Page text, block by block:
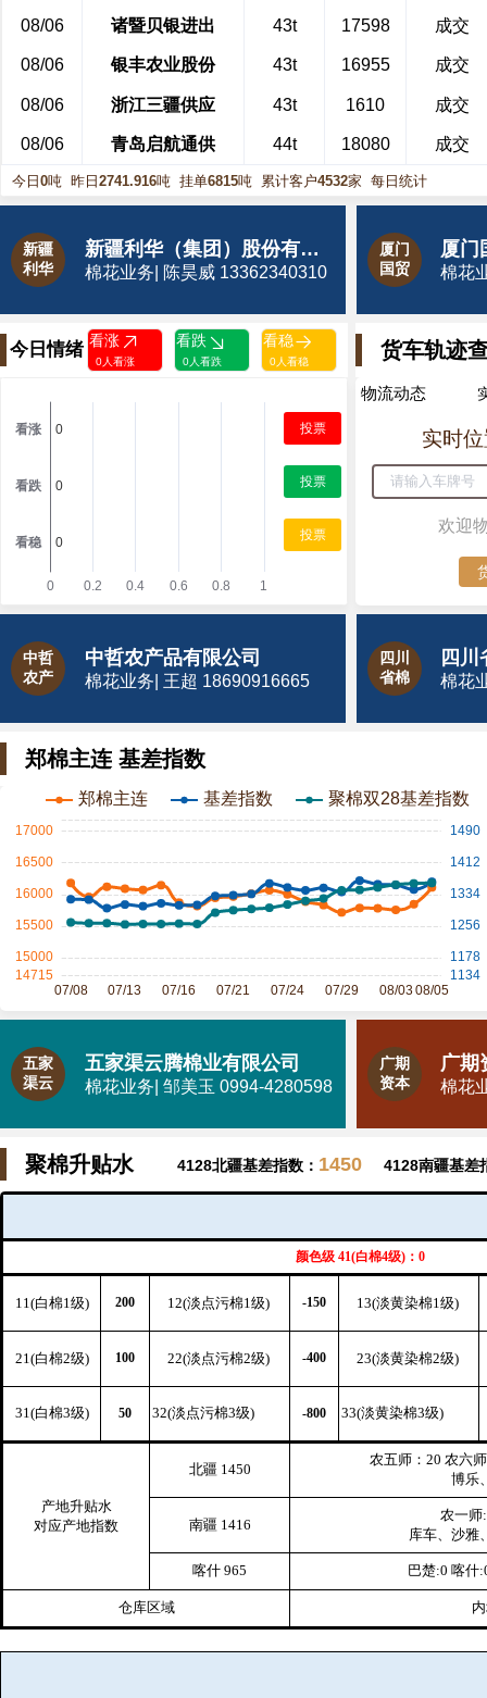
08/06 银丰农业股份 43t 16955 成交
08/06 浙江三疆供应 43t 1610 成交
08/06 青岛启航通供 44t 18080 成交
08/06 国海良时资本 42t 17600 成交
今日 0吨 昨日 2741.916吨 挂单6815吨 累计客户4532家 每日统计
新疆
利华
新疆利华（集团）股份有限公司
棉花业务| 陈昊威 13362340310
厦门
国贸
厦门
棉花
今日情绪 看涨
0人看涨
看跌
0人看跌
看稳
0人看稳
投票
投票
投票
货车轨迹
物流动态
实时
欢迎
中哲
农产
中哲农产品有限公司
棉花业务| 王超 18690916665
四川
省棉
四
棉花
郑棉主连 基差指数
五家
渠云
五家渠云腾棉业有限公司
棉花业务| 邹美玉 0994-4280598
广期
资本
广期
棉花
聚棉升贴水 4128北疆基差指数： 1450 4128南疆基差
颜色级 41(白棉4级)：0
11(白棉1级) 200 12(淡点污棉1级) -150 13(淡黄染棉1级)
21(白棉2级) 100 22(淡点污棉2级) -400 23(淡黄染棉2级)
31(白棉3级) 50 32(淡点污棉3级) -800 33(淡黄染棉3级)
产地升贴水
对应产地指数
北疆 1450
农五师：20 农六
博乐
南疆 1416
农一师
库车、沙雅
喀什 965 巴楚:0 喀什
仓库区域